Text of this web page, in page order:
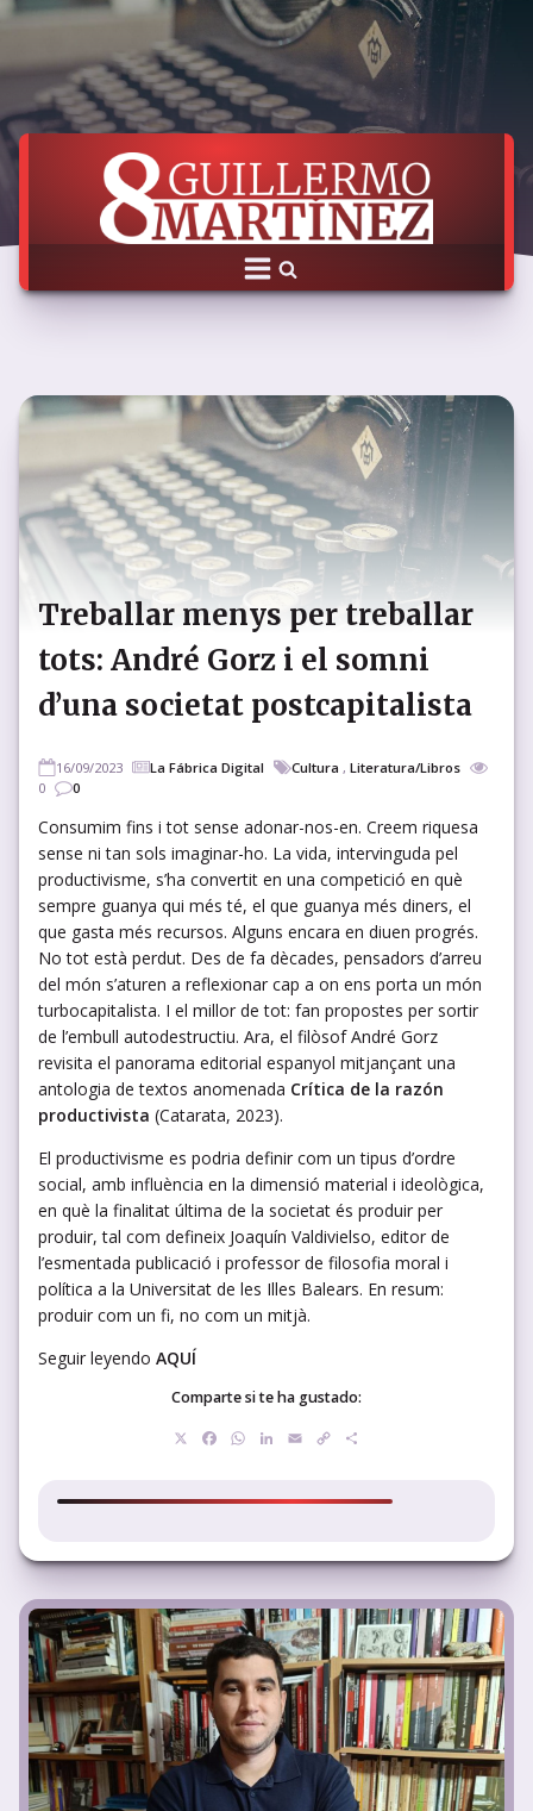
Treballar menys per treballar
tots: André Gorz i el somni
d’una societat postcapitalista
16/09/2023 La Fábrica Digital Cultura , Literatura/Libros
0
0
Consumim fins i tot sense adonar-nos-en. Creem riquesa
sense ni tan sols imaginar-ho. La vida, intervinguda pel
productivisme, s’ha convertit en una competició en què
sempre guanya qui més té, el que guanya més diners, el
que gasta més recursos. Alguns encara en diuen progrés.
No tot està perdut. Des de fa dècades, pensadors d’arreu
del món s’aturen a reflexionar cap a on ens porta un món
turbocapitalista. I el millor de tot: fan propostes per sortir
de l’embull autodestructiu. Ara, el filòsof André Gorz
revisita el panorama editorial espanyol mitjançant una
antologia de textos anomenada Crítica de la razón
productivista (Catarata, 2023).
El productivisme es podria definir com un tipus d’ordre
social, amb influència en la dimensió material i ideològica,
en què la finalitat última de la societat és produir per
produir, tal com defineix Joaquín Valdivielso, editor de
l’esmentada publicació i professor de filosofia moral i
política a la Universitat de les Illes Balears. En resum:
produir com un fi, no com un mitjà.
Seguir leyendo AQUÍ
Comparte si te ha gustado:
Facebook
WhatsApp
LinkedIn
EmailCopy